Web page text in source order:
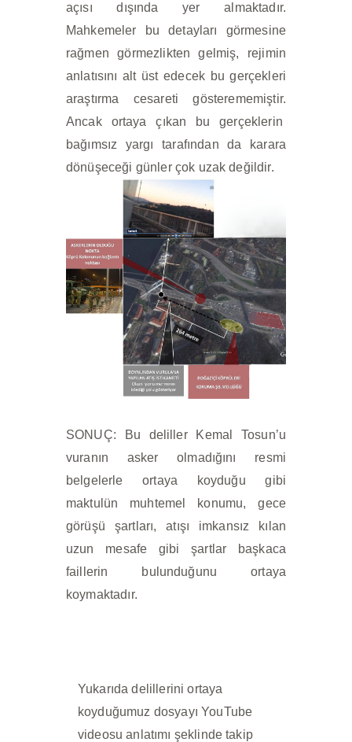
açısı dışında yer almaktadır.
Mahkemeler bu detayları görmesine
rağmen görmezlikten gelmiş, rejimin
anlatısını alt üst edecek bu gerçekleri
araştırma cesareti gösterememiştir.
Ancak ortaya çıkan bu gerçeklerin
bağımsız yargı tarafından da karara
dönüşeceği günler çok uzak değildir.
SONUÇ: Bu deliller Kemal Tosun’u
vuranın asker olmadığını resmi
belgelerle ortaya koyduğu gibi
maktulün muhtemel konumu, gece
görüşü şartları, atışı imkansız kılan
uzun mesafe gibi şartlar başkaca
faillerin bulunduğunu ortaya
koymaktadır.
Yukarıda delillerini ortaya
koyduğumuz dosyayı YouTube
videosu anlatımı şeklinde takip